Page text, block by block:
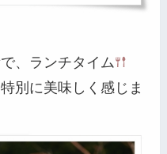
、ランチタイム
別に美味しく感じま